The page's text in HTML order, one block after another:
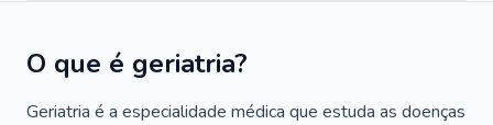
O que é geriatria?
Geriatria é a especialidade médica que estuda as doenças